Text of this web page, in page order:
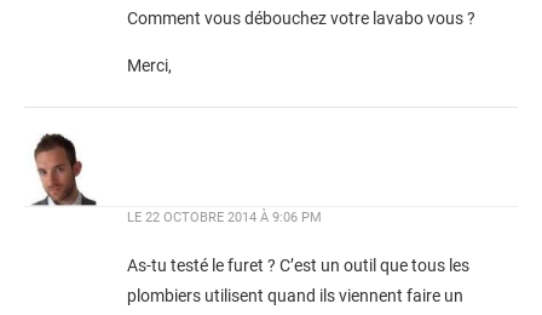
Comment vous débouchez votre lavabo vous ?
Merci,
LE 22 OCTOBRE 2014 À 9:06 PM
As-tu testé le furet ? C’est un outil que tous les
plombiers utilisent quand ils viennent faire un